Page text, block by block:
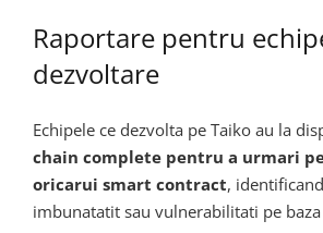
Raportare pentru
dezvoltare
Echipele ce dezvolta pe Taiko au la
chain complete pentru a urmari
oricarui smart contract,
imbunatatit sau vulnerabilitati pe